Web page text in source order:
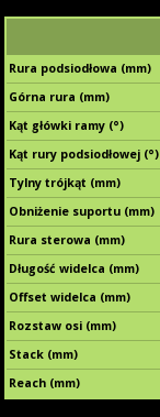
Rura podsiodłowa (mm)
Górna rura (mm)
Kąt główki ramy (°)
Kąt rury podsiodłowej (°)
Tylny trójkąt (mm)
Obniżenie suportu (mm)
Rura sterowa (mm)
Długość widelca (mm)
Offset widelca (mm)
Rozstaw osi (mm)
Stack (mm)
Reach (mm)